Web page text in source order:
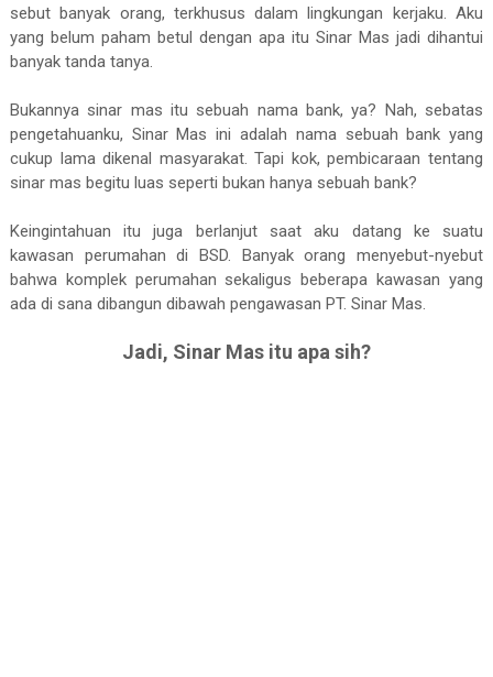
sebut banyak orang, terkhusus dalam lingkungan kerjaku. Aku
yang belum paham betul dengan apa itu Sinar Mas jadi dihantui
banyak tanda tanya.
Bukannya sinar mas itu sebuah nama bank, ya? Nah, sebatas
pengetahuanku, Sinar Mas ini adalah nama sebuah bank yang
cukup lama dikenal masyarakat. Tapi kok, pembicaraan tentang
sinar mas begitu luas seperti bukan hanya sebuah bank?
Keingintahuan itu juga berlanjut saat aku datang ke suatu
kawasan perumahan di BSD. Banyak orang menyebut-nyebut
bahwa komplek perumahan sekaligus beberapa kawasan yang
ada di sana dibangun dibawah pengawasan PT. Sinar Mas.
Jadi, Sinar Mas itu apa sih?